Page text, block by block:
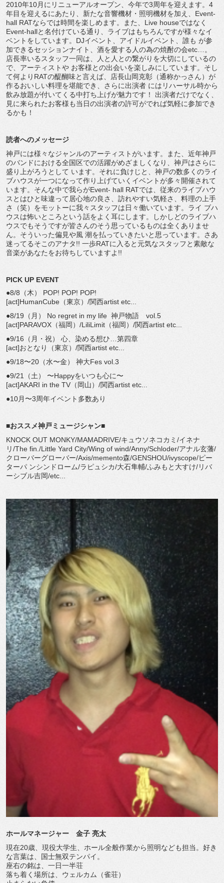
2010年10月にリニューアルオープン、今年で3周年を迎えます。4
年目を迎えるにあたり、新たな音響機材・照明機材を加え、Event-
hall RATならでは時間を楽しめます。また、Live houseではなく
Event-hallと名付けている通り、ライブはもちろんですが様々なイ
ベントをしています。DJイベント、アイドルイベント、誰も が参
加できるセッションナイト、酒を愛する人の為の焼酎の会etc…。
店長率いるスタッフ一同は、人と人との繋がりを大切にしているの
で、アーティストや お客様との出会いを楽しみにしています。そし
て何よりRATの醍醐味と言えば、店長山岡克彰（通称かっさん）が
作るおいしい料理を堪能でき、さらに出演者 にはリハーサル時から
飲み放題が付いてくる中打ち上げが魅力です！ 出演者だけでなく、
見に来られたお客様も当日の出演者の許可がでれば気軽に参加でき
るかも！
読者へのメッセージ
神戸には様々なジャンルのアーティストがいます。また、近年神戸
のバンドにおける全国区での活躍がめざましくなり、神戸はさらに
盛り上がろうとして います。それに負けじと、神戸の数多くのライ
ブハウスが一つになって作り上げていくイベントが多々開催されて
います。そんな中で我らがEvent- hall RATでは、従来のライブハウ
スとはひと味違って居心地の良さ、訪れやすい気軽さ、料理の上手
さ（笑）をモットーに我々スタッフは日々働いています。ライ ブハ
ウスは怖いところという話をよく耳にします。しかしどのライブハ
ウスでもそうですが皆さんのそう思っているものは全くありませ
ん。そういった偏見や風 潮を払っていきたいと思っています。さあ
迷ってるそこのアナタ!! 一歩RATに入ると元気なスタッフと素敵な
音楽があなたをお待ちしていますよ!!
PICK UP EVENT
●8/8（木） POP! POP! POP!
[act]HumanCube（東京）/関西artist etc...
●8/19（月） No regret in my life 神戸物語 vol.5
[act]PARAVOX（福岡）/LiliLimit（福岡）/関西artist etc...
●9/16（月・祝） 心、染める想ひ…第四章
[act]おとなり（東京）/関西artist etc...
●9/18〜20（水〜金） 神大Fes vol.3
●9/21（土） 〜Happyをいつも心に〜
[act]AKARI in the TV（岡山）/関西artist etc...
●10月〜3周年イベント多数あり
■おススメ神戸ミュージシャン■
KNOCK OUT MONKY/MAMADRIVE/キュウソネコカミ/イネナ
リ/The fin./Little Yard City/Wing of wind/Anny/Schloder/アナル玄藩/
クローバーグローバー/Axis/memento森/GENSHOU/ivyscope/ピー
ターパ ンシンドローム/ラピュシカ/大石隼輔/ふみもと大すけ/リバ
ーシブル吉岡/etc...
ホールマネージャー 金子 亮太
現在20歳、現役大学生、ホール全般作業から照明なども担当。好き
な言葉は、国士無双テンパイ。
座右の銘は、一日一半荘
落ち着く場所は、ウェルカム（雀荘）